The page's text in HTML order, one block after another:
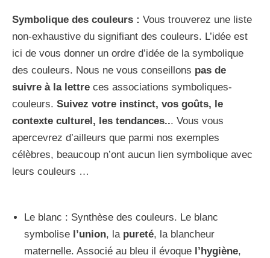
Symbolique des couleurs : Vous trouverez une liste
non-exhaustive du signifiant des couleurs. L’idée est
ici de vous donner un ordre d’idée de la symbolique
des couleurs. Nous ne vous conseillons pas de
suivre à la lettre ces associations symboliques-
couleurs. Suivez votre instinct, vos goûts, le
contexte culturel, les tendances... Vous vous
apercevrez d’ailleurs que parmi nos exemples
célèbres, beaucoup n’ont aucun lien symbolique avec
leurs couleurs …
Le blanc : Synthèse des couleurs. Le blanc
symbolise l’union, la pureté, la blancheur
maternelle. Associé au bleu il évoque l’hygiène,